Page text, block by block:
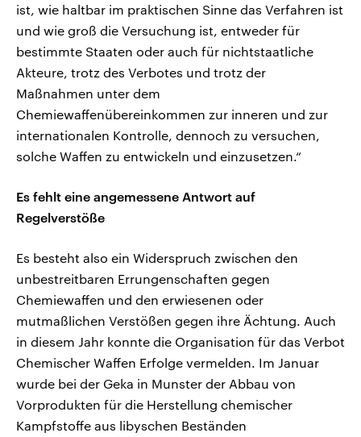
ist, wie haltbar im praktischen Sinne das Verfahren ist
und wie groß die Versuchung ist, entweder für
bestimmte Staaten oder auch für nichtstaatliche
Akteure, trotz des Verbotes und trotz der
Maßnahmen unter dem
Chemiewaffenübereinkommen zur inneren und zur
internationalen Kontrolle, dennoch zu versuchen,
solche Waffen zu entwickeln und einzusetzen.“
Es fehlt eine angemessene Antwort auf
Regelverstöße
Es besteht also ein Widerspruch zwischen den
unbestreitbaren Errungenschaften gegen
Chemiewaffen und den erwiesenen oder
mutmaßlichen Verstößen gegen ihre Ächtung. Auch
in diesem Jahr konnte die Organisation für das Verbot
Chemischer Waffen Erfolge vermelden. Im Januar
wurde bei der Geka in Munster der Abbau von
Vorprodukten für die Herstellung chemischer
Kampfstoffe aus libyschen Beständen